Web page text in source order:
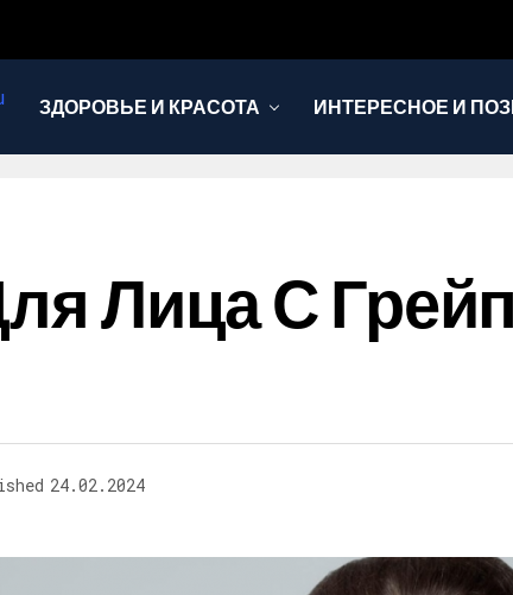
ЗДОРОВЬЕ И КРАСОТА ИНТЕРЕСНОЕ И
Лица С
24.02.2024